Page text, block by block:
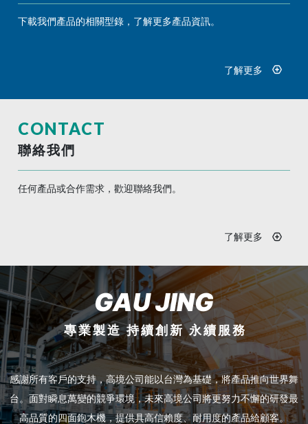
下載我們產品的相關型錄，了解更多產品資訊。
了解更多
CONTACT
聯絡我們
任何產品或合作需求，歡迎聯絡我們。
了解更多
GAU JING
專業製造 持續創新 永續服務
感謝所有客戶的支持，高境公司能以台灣為基礎，將產品推向世界舞
台。面對瞬息萬變的競爭環境，未來高境公司將更努力不懈的研發最
高品質的四面鉋木機，提供具高信賴度、耐用度的產品給顧客。